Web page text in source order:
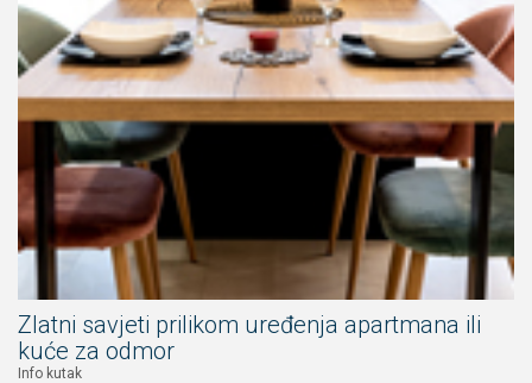
Zlatni savjeti prilikom uređenja apartmana ili
kuće za odmor
Info kutak